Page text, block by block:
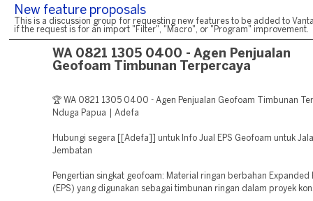
New feature proposals
This is a discussion group for requesting new features to be added to
if the request is for an import "Filter", "Macro", or "Program" improvement.
WA 0821 1305 0400 - Agen Penjualan
Geofoam Timbunan Terpercaya
🏆 WA 0821 1305 0400 - Agen Penjualan Geofoam Timbunan
Nduga Papua | Adefa
Hubungi segera [[Adefa]] untuk Info Jual EPS Geofoam untuk
Jembatan
Pengertian singkat geofoam: Material ringan berbahan Expanded
(EPS) yang digunakan sebagai timbunan ringan dalam proyek